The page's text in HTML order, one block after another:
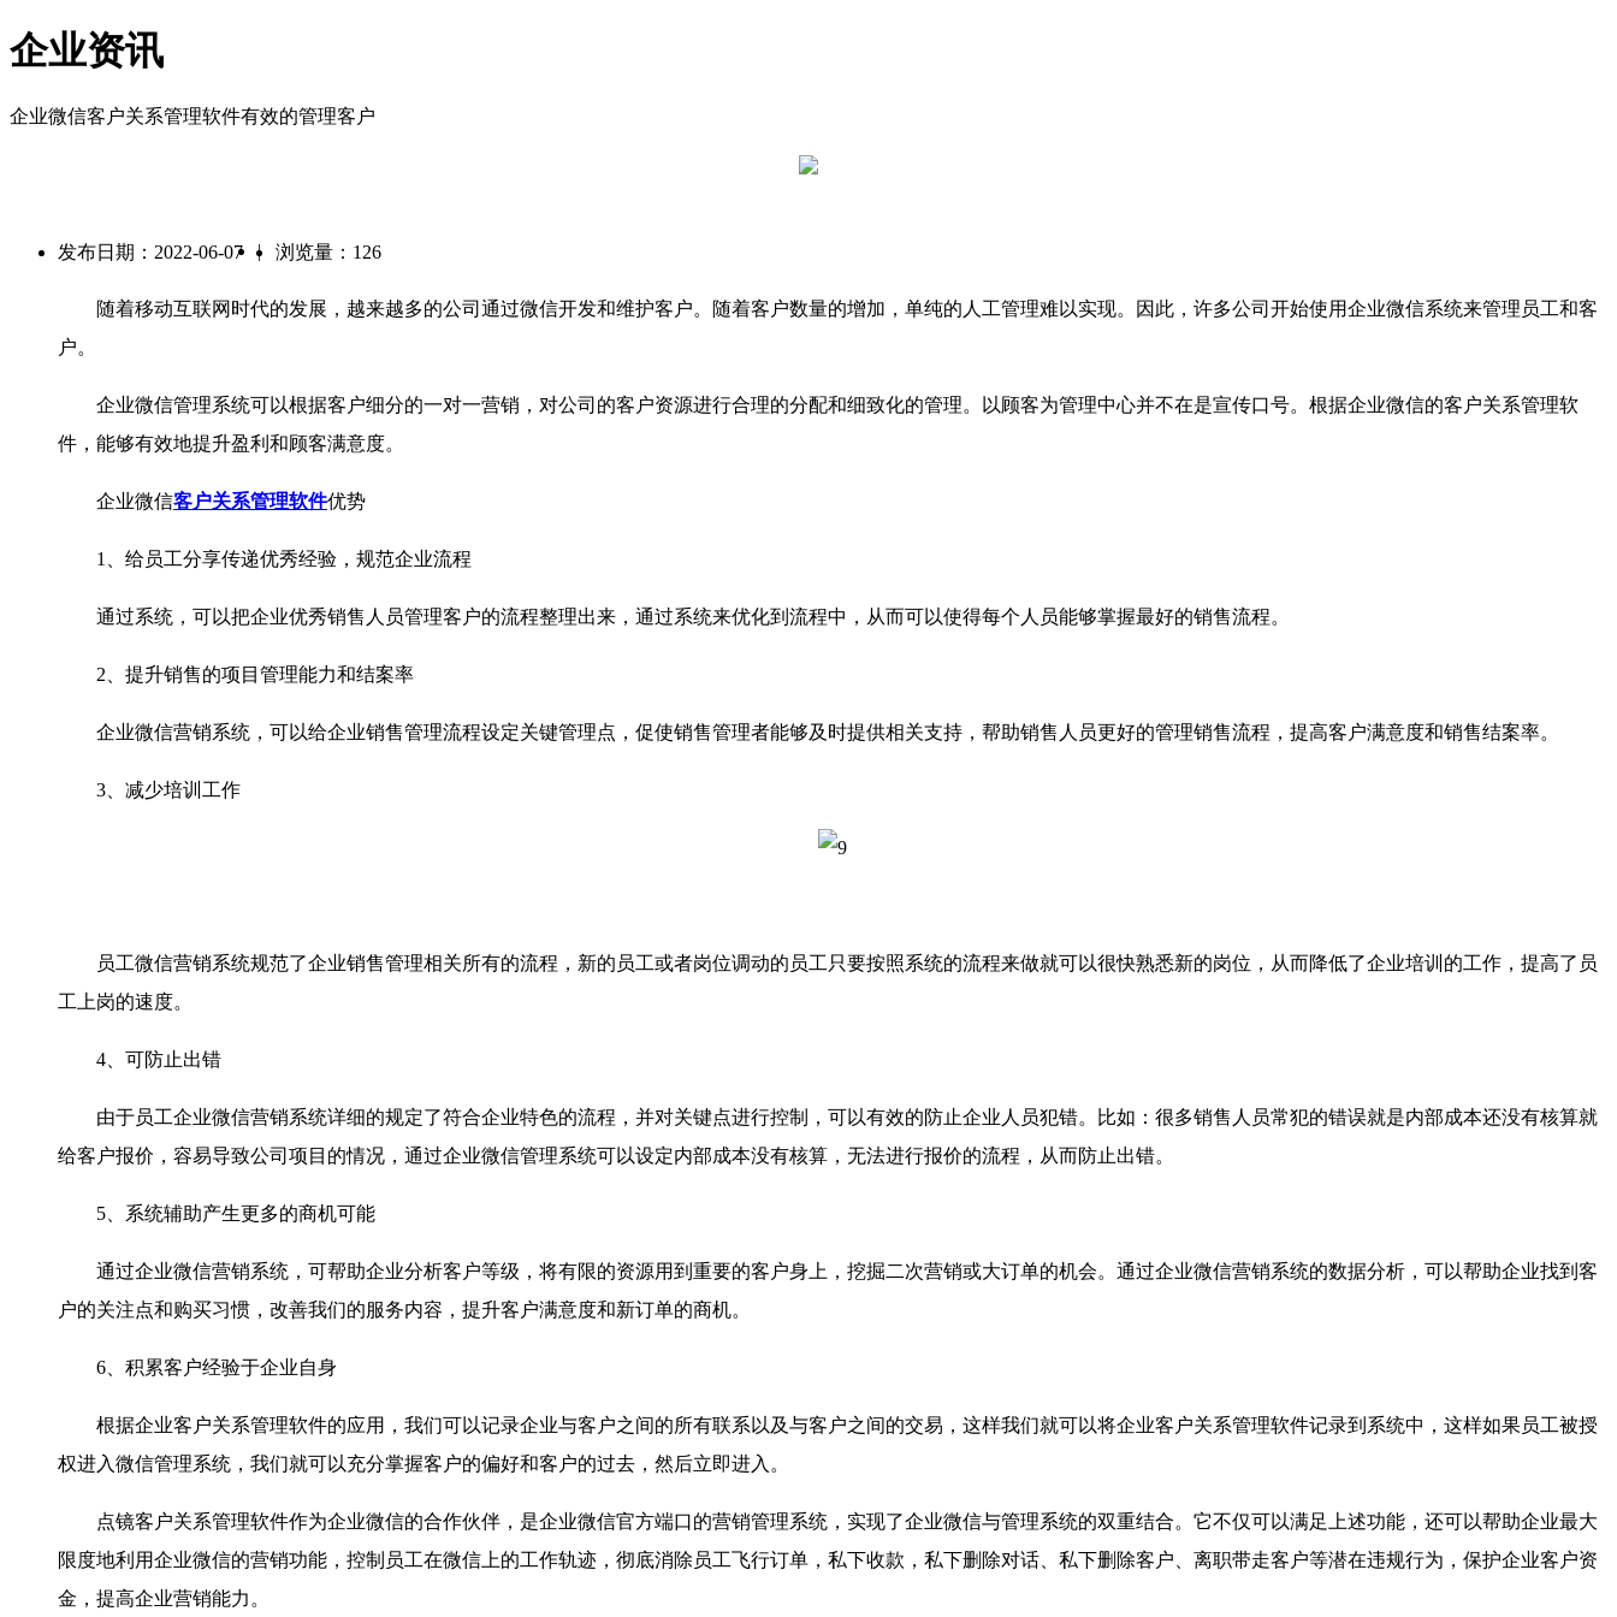
企业资讯
企业微信客户关系管理软件有效的管理客户
发布日期：2022-06-07 | 浏览量：126
随着移动互联网时代的发展，越来越多的公司通过微信开发和维护客户。随着客户数量的增加，单纯的人工管理难以实现。因此，许多公司开始使用企业微信系统来管理员工和客
户。
企业微信管理系统可以根据客户细分的一对一营销，对公司的客户资源进行合理的分配和细致化的管理。以顾客为管理中心并不在是宣传口号。根据企业微信的客户关系管理软
件，能够有效地提升盈利和顾客满意度。
企业微信客户关系管理软件优势
1、给员工分享传递优秀经验，规范企业流程
通过系统，可以把企业优秀销售人员管理客户的流程整理出来，通过系统来优化到流程中，从而可以使得每个人员能够掌握最好的销售流程。
2、提升销售的项目管理能力和结案率
企业微信营销系统，可以给企业销售管理流程设定关键管理点，促使销售管理者能够及时提供相关支持，帮助销售人员更好的管理销售流程，提高客户满意度和销售结案率。
3、减少培训工作
员工微信营销系统规范了企业销售管理相关所有的流程，新的员工或者岗位调动的员工只要按照系统的流程来做就可以很快熟悉新的岗位，从而降低了企业培训的工作，提高了员
工上岗的速度。
4、可防止出错
由于员工企业微信营销系统详细的规定了符合企业特色的流程，并对关键点进行控制，可以有效的防止企业人员犯错。比如：很多销售人员常犯的错误就是内部成本还没有核算就
给客户报价，容易导致公司项目的情况，通过企业微信管理系统可以设定内部成本没有核算，无法进行报价的流程，从而防止出错。
5、系统辅助产生更多的商机可能
通过企业微信营销系统，可帮助企业分析客户等级，将有限的资源用到重要的客户身上，挖掘二次营销或大订单的机会。通过企业微信营销系统的数据分析，可以帮助企业找到客
户的关注点和购买习惯，改善我们的服务内容，提升客户满意度和新订单的商机。
6、积累客户经验于企业自身
根据企业客户关系管理软件的应用，我们可以记录企业与客户之间的所有联系以及与客户之间的交易，这样我们就可以将企业客户关系管理软件记录到系统中，这样如果员工被授
权进入微信管理系统，我们就可以充分掌握客户的偏好和客户的过去，然后立即进入。
点镜客户关系管理软件作为企业微信的合作伙伴，是企业微信官方端口的营销管理系统，实现了企业微信与管理系统的双重结合。它不仅可以满足上述功能，还可以帮助企业最大
限度地利用企业微信的营销功能，控制员工在微信上的工作轨迹，彻底消除员工飞行订单，私下收款，私下删除对话、私下删除客户、离职带走客户等潜在违规行为，保护企业客户资
金，提高企业营销能力。